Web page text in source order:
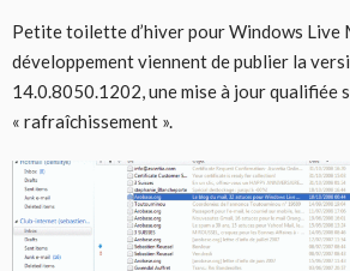
Petite toilette d’hiver pour Windows Live
développement viennent de publier la
14.0.8050.1202, une mise à jour qualifiée
« rafraîchissement ».